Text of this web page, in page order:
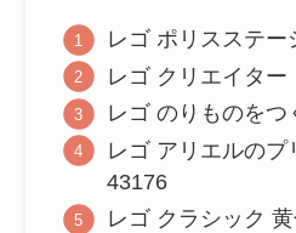
レゴ ポリスステー
レゴ クリエイタ
レゴ のりものをつ
レゴ アリエルのプ
43176
レゴ クラシック